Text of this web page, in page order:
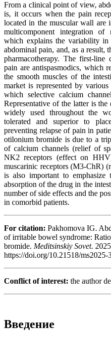
From a clinical point of view,
is, it occurs when the pain
located in the muscular wall are
multicomponent integration
which explains the variability in
abdominal pain, and, as a result,
pharmacotherapy. The first-
pain are antispasmodics, which
the smooth muscles of the
market is represented by
which selective calcium
Representative of the latter is
widely used throughout the
tolerated and superior to
preventing relapse of pain in
otilonium bromide is due to a
of calcium channels (relief of
NK2 receptors (effect on
muscarinic receptors (M3-ChR)
is also important to
absorption of the drug in the
number of side effects and the
in comorbid patients.
For citation: Pakhomova IG.
of irritable bowel syndrome:
bromide. Meditsinskiy Sovet.
https://doi.org/10.21518/ms2025-
Conflict of interest: the author
Введение